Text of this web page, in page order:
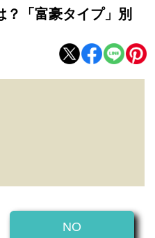
？「富豪タイプ」別
NO